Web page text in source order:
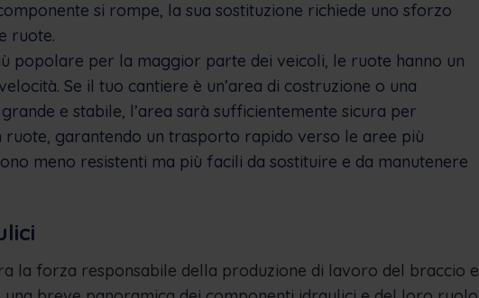
si rompe, la sua sostituzione richiede uno sforzo
ruote.
popolare per la maggior parte dei veicoli, le ruote hanno un
Se il tuo cantiere è un’area di costruzione o una
e stabile, l’area sarà sufficientemente sicura per
ruote, garantendo un trasporto rapido verso le aree più
meno resistenti ma più facili da sostituire e da manutenere
la forza responsabile della produzione di lavoro del braccio e